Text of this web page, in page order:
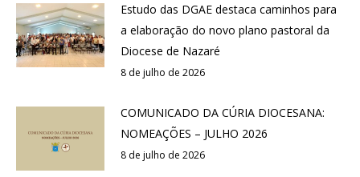
Estudo das DGAE destaca caminhos para
a elaboração do novo plano pastoral da
Diocese de Nazaré
8 de julho de 2026
COMUNICADO DA CÚRIA DIOCESANA:
NOMEAÇÕES – JULHO 2026
8 de julho de 2026